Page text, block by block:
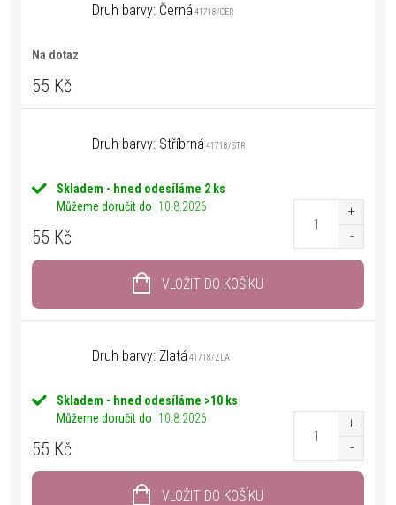
Druh barvy: Černá 41718/CER
Na dotaz
55 Kč
Druh barvy: Stříbrná 41718/STR
Skladem - hned odesíláme 2 ks
Můžeme doručit do 10.8.2026
55 Kč
VLOŽIT DO KOŠÍKU
Druh barvy: Zlatá 41718/ZLA
Skladem - hned odesíláme >10 ks
Můžeme doručit do 10.8.2026
55 Kč
VLOŽIT DO KOŠÍKU